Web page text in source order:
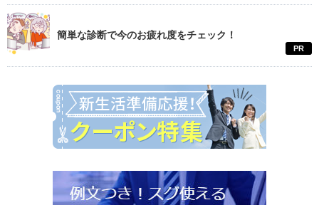
簡単な診断で今のお疲れ度をチェック！
PR